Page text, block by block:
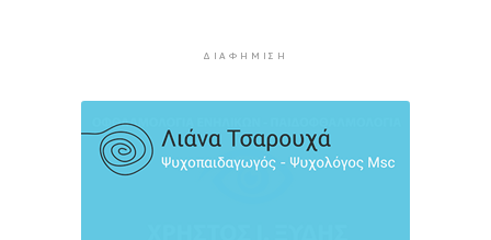
Φρουροί της Επανάστασης: Το άνοιγμα των
Στενών του Ορμούζ δεν σχετίζεται με τις
διαπραγματεύσεις Τεχεράνης και Ομάν
3 ώρες 42 λεπτά πρίν
ΔΙΑΦΉΜΙΣΗ